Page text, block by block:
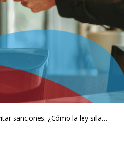
sanciones. ¿Cómo la ley silla…